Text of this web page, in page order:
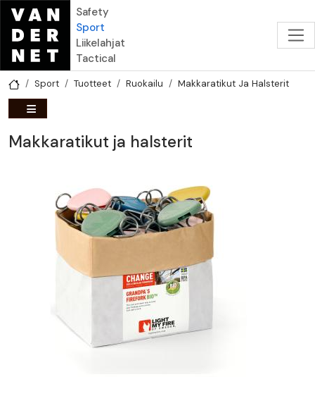
Hyppää pääsisältöön
Safety
Sport
Liikelahjat
Tactical
Sport Tuotteet Ruokailu Makkaratikut Ja Halsterit
Makkaratikut ja halsterit